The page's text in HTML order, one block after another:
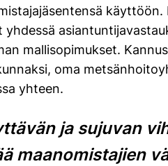
yhdessä
mallisopimukset.
oma
yhteen.
ja sujuvan
maanomistajien